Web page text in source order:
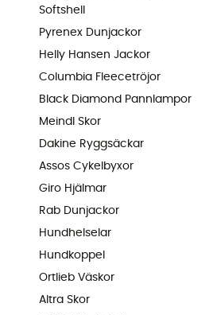
Softshell
Pyrenex Dunjackor
Helly Hansen Jackor
Columbia Fleecetröjor
Black Diamond Pannlampor
Meindl Skor
Dakine Ryggsäckar
Assos Cykelbyxor
Giro Hjälmar
Rab Dunjackor
Hundhelselar
Hundkoppel
Ortlieb Väskor
Altra Skor